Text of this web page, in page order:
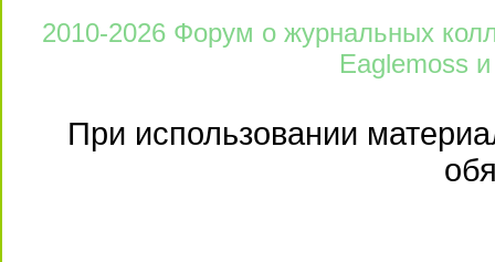
2010-2026 Форум о журнальных
Eaglemoss и
При использовании